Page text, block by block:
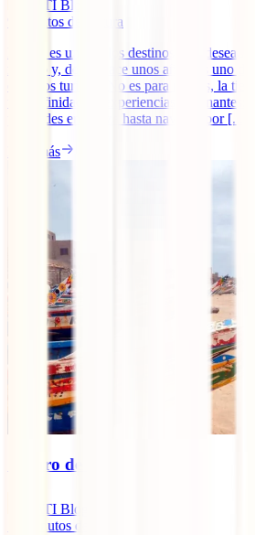
IATI Blog
minutos de lectura
Egipto es uno de los destinos más
mundo y, desde hace unos años, es uno de
entre los turistas. No es para menos, la
una infinidad de experiencias fascinantes:
pirámides en Guiza hasta navegar por [...]
Leer más
Seguro de viaje a Senegal
IATI Blog
minutos de lectura